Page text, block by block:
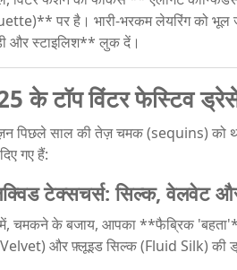
पर है। भारी-भरकम लेयरिंग को भूल
और स्टाइलिश** लुक दें।
के टॉप विंटर फेस्टिव
पिछले साल की तेज़ चमक (sequins) को
गए हैं:
टेक्सचर्स: सिल्क, वेलवेट
चमकने के बजाय, आपका **फैब्रिक
और फ़्लूइड सिल्क (Fluid Silk) की